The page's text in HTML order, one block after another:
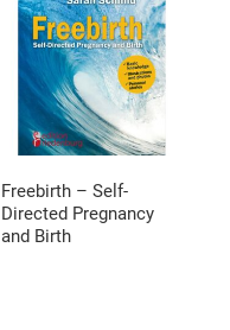
Freebirth – Self-
Directed Pregnancy
and Birth